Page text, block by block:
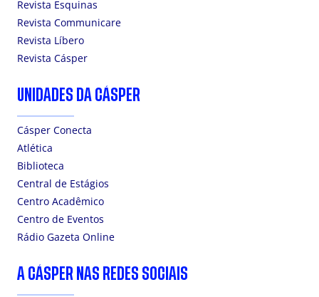
Revista Esquinas
Revista Communicare
Revista Líbero
Revista Cásper
UNIDADES DA CÁSPER
Cásper Conecta
Atlética
Biblioteca
Central de Estágios
Centro Acadêmico
Centro de Eventos
Rádio Gazeta Online
A CÁSPER NAS REDES SOCIAIS